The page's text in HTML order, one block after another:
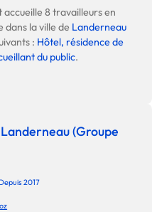
accueille 8 travailleurs en
dans la ville de Landerneau
: Hôtel, résidence de
du public.
(Groupe
2017